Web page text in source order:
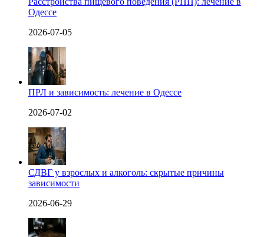
Одессе
2026-07-05
ПРЛ и зависимость: лечение в Одессе
2026-07-02
СДВГ у взрослых и алкоголь: скрытые причины
зависимости
2026-06-29